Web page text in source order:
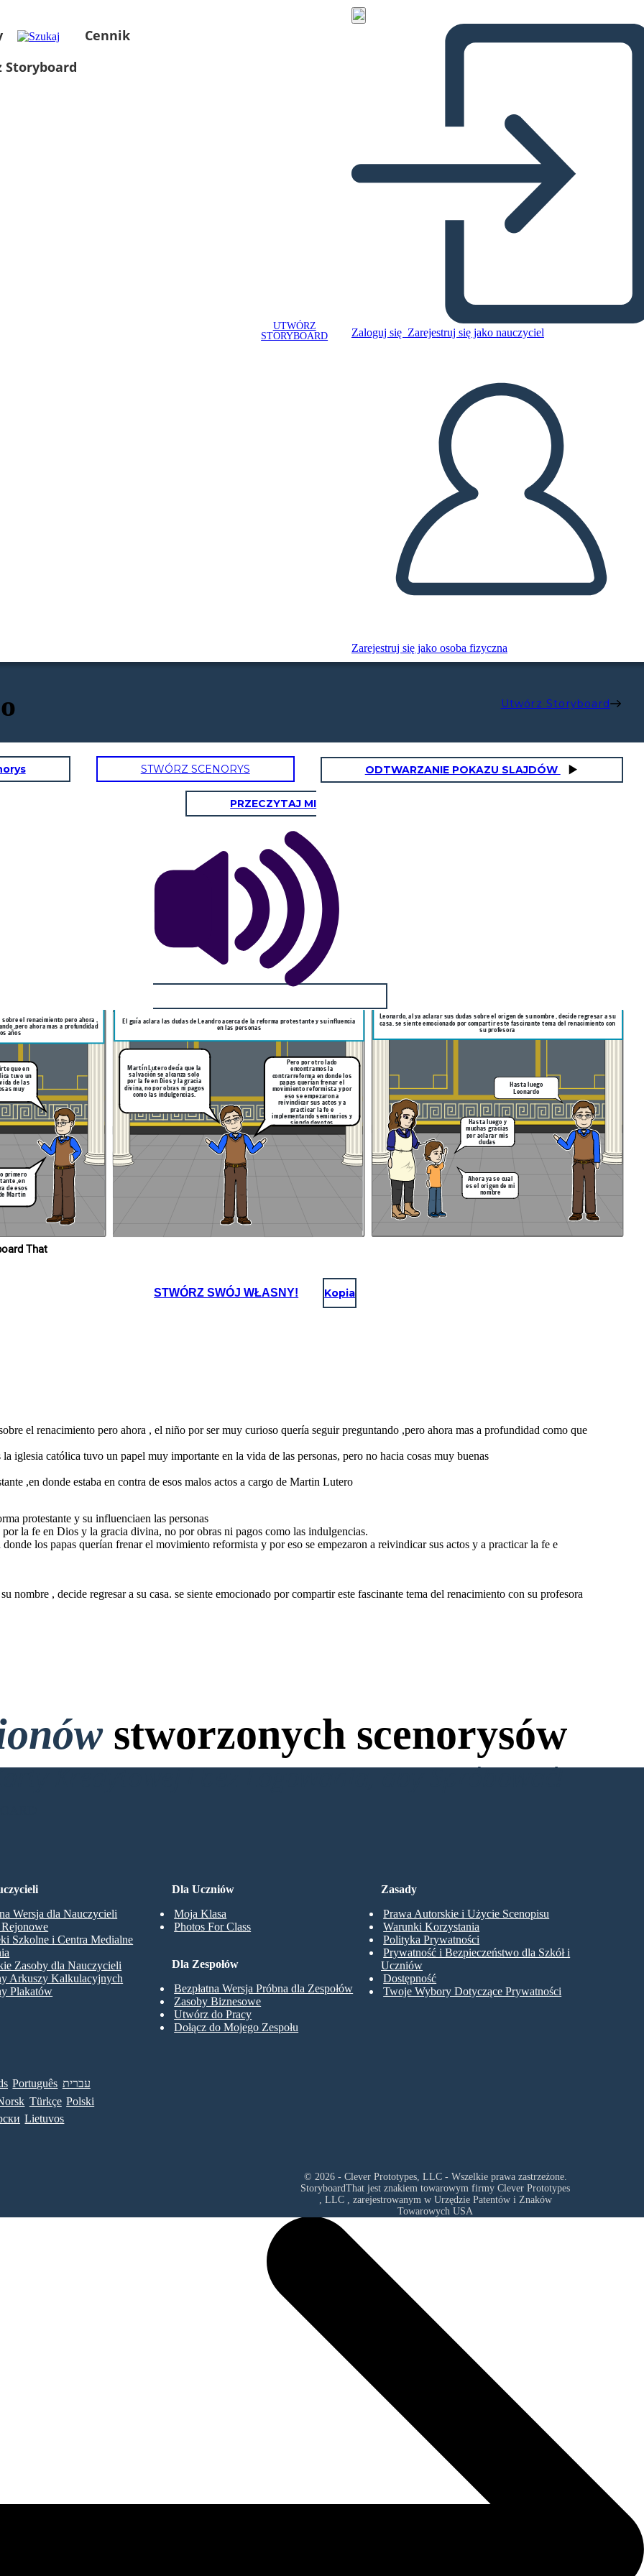
Cennik
Storyboard
UTWÓRZ
STORYBOARD
Zaloguj się Zarejestruj się jako nauczyciel
Zarejestruj się jako osoba fizyczna
Utwórz Storyboard
Hasta luego
Leonardo
Ahora ya se cual
es el origen de mi
STWÓRZ SCENORYS ODTWARZANIE POKAZU SLAJDÓW
PRZECZYTAJ MI
en Storyboard That
Martín Lutero decía que la
salvación se alcanza solo
por la fe en Dios y la gracia
divina, no por obras ni pagos
como las indulgencias.
El guía aclara las dudas de Leandro acerca de la reforma protestante y su influencia
en las personas
Leonardo, al ya aclarar sus dudas sobre el origen de su nombre , decide regresar a su
casa. se siente emocionado por compartir este fascinante tema del renacimiento con
su profesora
Hasta luego
Leonardo
el renacimiento pero ahora ,
,pero ahora mas a profundidad
años
que en
tuvo un
de las
muy
primero
,en
de esos
Pero por otro lado
encontramos la
contrarreforma en donde los
papas querían frenar el
movimiento reformista y por
eso se empezaron a
reivindicar sus actos y a
practicar la fe e
implementando seminarios y
siendo devotos Hasta luego y
muchas gracias
por aclarar mis
dudas
Ahora ya se cual
es el origen de mi
nombre
STWÓRZ SWÓJ WŁASNY! Kopia
el renacimiento pero ahora , el niño por ser muy curioso quería seguir preguntando ,pero ahora mas a profundidad como que
iglesia católica tuvo un papel muy importante en la vida de las personas, pero no hacia cosas muy buenas
,en donde estaba en contra de esos malos actos a cargo de Martin Lutero
protestante y su influenciaen las personas
la fe en Dios y la gracia divina, no por obras ni pagos como las indulgencias.
los papas querían frenar el movimiento reformista y por eso se empezaron a reivindicar sus actos y a practicar la fe e
nombre , decide regresar a su casa. se siente emocionado por compartir este fascinante tema del renacimiento con su profesora
stworzonych scenorysów
Kredytowej i bez Logowania, aby Spróbować!
Dla Uczniów
Moja Klasa
Photos For Class
Wersja dla Nauczycieli
Szkolne i Centra Medialne
Zasoby dla Nauczycieli
Arkuszy Kalkulacyjnych
Plakatów
Dla Zespołów
Bezpłatna Wersja Próbna dla Zespołów
Zasoby Biznesowe
Utwórz do Pracy
Dołącz do Mojego Zespołu
Zasady
Prawa Autorskie i Użycie Scenopisu
Warunki Korzystania
Polityka Prywatności
Prywatność i Bezpieczeństwo dla Szkół i
Uczniów
Dostępność
Twoje Wybory Dotyczące Prywatności
Português עברית
Türkçe Polski
Lietuvos
© 2026 - Clever Prototypes, LLC - Wszelkie prawa zastrzeżone.
StoryboardThat jest znakiem towarowym firmy Clever Prototypes
, LLC, zarejestrowanym w Urzędzie Patentów i Znaków
Towarowych USA